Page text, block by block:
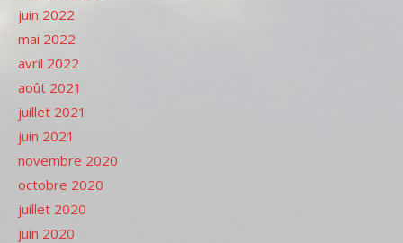
juin 2022
mai 2022
avril 2022
août 2021
juillet 2021
juin 2021
novembre 2020
octobre 2020
juillet 2020
juin 2020